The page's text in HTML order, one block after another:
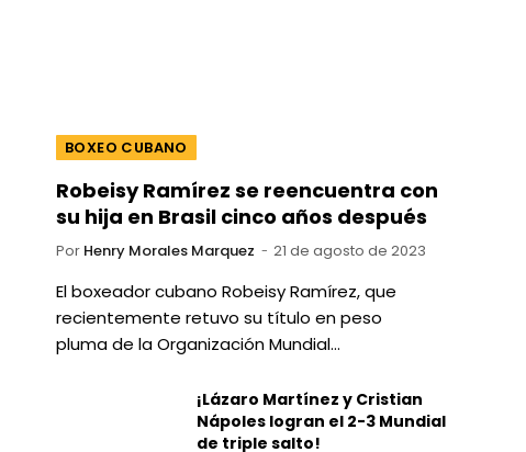
BOXEO CUBANO
Robeisy Ramírez se reencuentra con
su hija en Brasil cinco años después
Por Henry Morales Marquez 21 de agosto de 2023
El boxeador cubano Robeisy Ramírez, que
recientemente retuvo su título en peso
pluma de la Organización Mundial…
¡Lázaro Martínez y Cristian
Nápoles logran el 2-3 Mundial
de triple salto!